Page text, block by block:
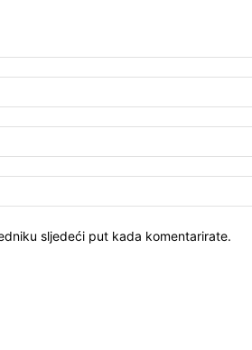
sljedeći put kada komentarirate.